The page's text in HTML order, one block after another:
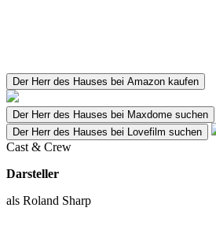
Der Herr des Hauses bei Amazon kaufen
Der Herr des Hauses bei Maxdome suchen
Der Herr des Hauses bei Lovefilm suchen
Cast & Crew
Darsteller
als Roland Sharp